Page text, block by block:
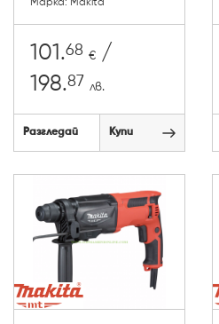
Марка: Makita
101.68 € /
198.87 лв.
Разгледай Купи